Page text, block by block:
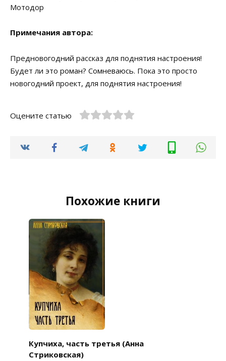
Мотодор
Примечания автора:
Предновогодний рассказ для поднятия настроения!
Будет ли это роман? Сомневаюсь. Пока это просто
новогодний проект, для поднятия настроения!
Оцените статью
Похожие книги
Купчиха, часть третья (Анна
Стриковская)